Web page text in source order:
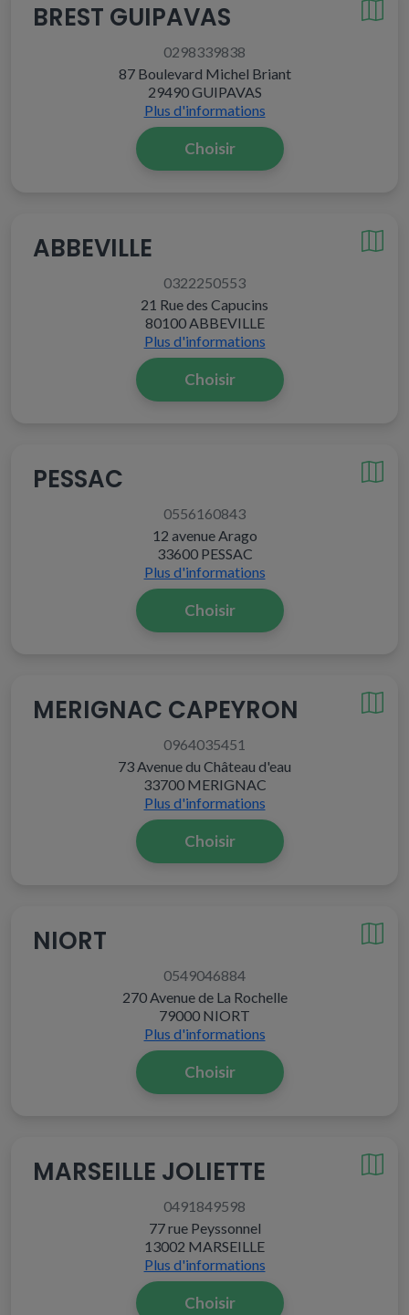
BREST GUIPAVAS
0298339838
87 Boulevard Michel Briant
29490 GUIPAVAS
Plus d'informations
Choisir
ABBEVILLE
0322250553
21 Rue des Capucins
80100 ABBEVILLE
Plus d'informations
Choisir
PESSAC
0556160843
12 avenue Arago
33600 PESSAC
Plus d'informations
Choisir
MERIGNAC CAPEYRON
0964035451
73 Avenue du Château d'eau
33700 MERIGNAC
Plus d'informations
Choisir
NIORT
0549046884
270 Avenue de La Rochelle
79000 NIORT
Plus d'informations
Choisir
MARSEILLE JOLIETTE
0491849598
77 rue Peyssonnel
13002 MARSEILLE
Plus d'informations
Choisir